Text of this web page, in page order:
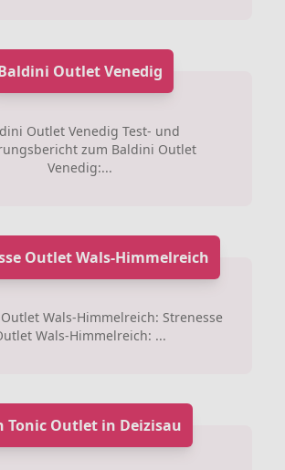
Outlet Venedig
Outlet Venedig Test- und
zum Baldini Outlet
Venedig:...
Outlet Wals-Himmelreich
Wals-Himmelreich: Strenesse
Wals-Himmelreich: ...
Tonic Outlet in Deizisau